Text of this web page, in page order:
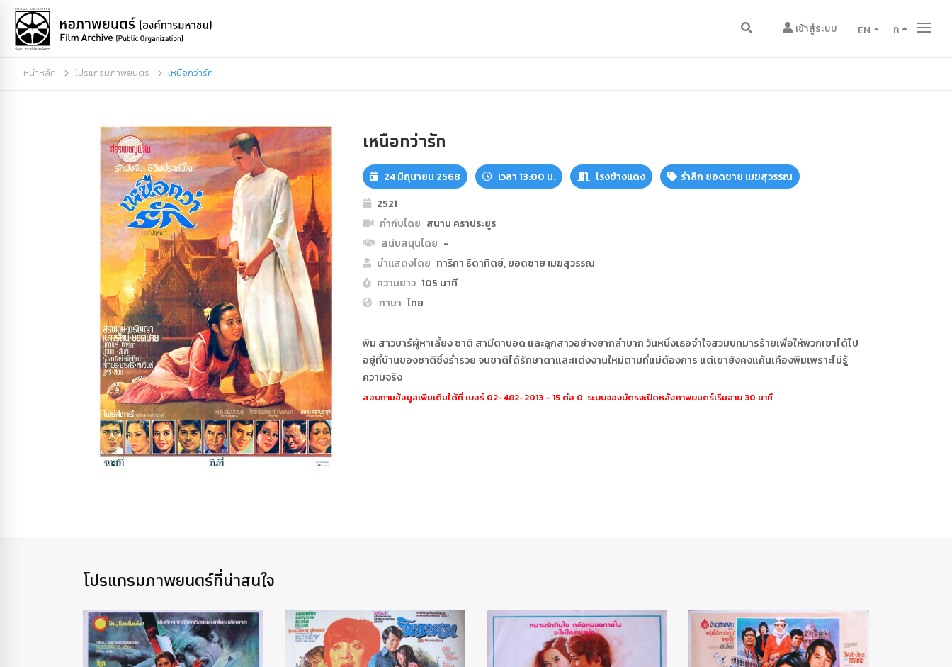
เข้าสู่ระบบ EN ก
หน้าหลัก โปรแกรมภาพยนตร์ เหนือกว่ารัก
เหนือกว่ารัก
24 มิถุนายน 2568 เวลา 13:00 น. โรงช้างแดง
รำลึก ยอดชาย เมฆสุวรรณ
2521
กำกับโดย สนาน คราประยูร
สนับสนุนโดย -
นำแสดงโดย ทาริกา ธิดาทิตย์, ยอดชาย เมฆสุวรรณ
ความยาว 105 นาที
ภาษา ไทย
พิม สาวบาร์ผู้หาเลี้ยง ชาติ สามีตาบอด และลูกสาวอย่างยากลำบาก วันหนึ่งเธอจำใจสวมบทมารร้ายเพื่อให้พวกเขาได้ไป
อยู่ที่บ้านของชาติซึ่งร่ำรวย จนชาติได้รักษาตาและแต่งงานใหม่ตามที่แม่ต้องการ แต่เขายังคงแค้นเคืองพิมเพราะไม่รู้
ความจริง
สอบถามข้อมูลเพิ่มเติมได้ที่ เบอร์ 02-482-2013 - 15 ต่อ 0 ระบบจองบัตรจะปิดหลังภาพยนตร์เริ่มฉาย 30 นาที
โปรแกรมภาพยนตร์ที่น่าสนใจ